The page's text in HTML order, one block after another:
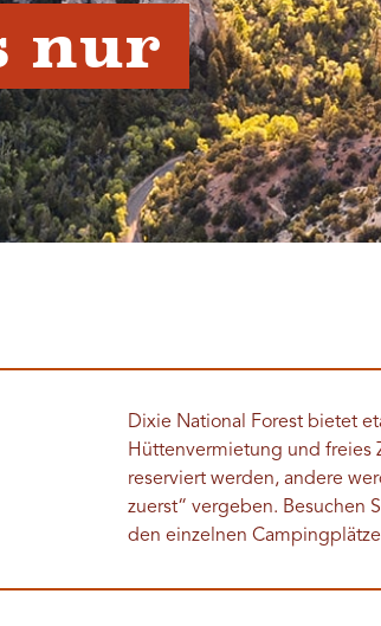
nur
Dixie National Forest bietet
Hüttenvermietung und freies
reserviert werden, andere
zuerst“ vergeben. Besuchen
den einzelnen